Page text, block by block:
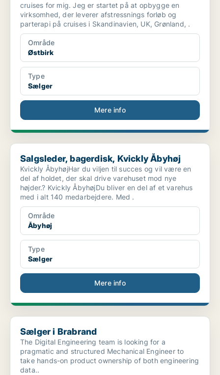
cruises for mig. Jeg er startet på at opbygge en
virksomhed, der leverer afstressnings forløb og
parterapi på cruises i Skandinavien, UK, Grønland, .
Område
Østbirk
Type
Sælger
Mere info
Salgsleder, bagerdisk, Kvickly Åbyhøj
Salgsleder, bagerdisk, Kvickly Åbyhøj
Kvickly ÅbyhøjHar du viljen til succes og vil være en
del af holdet, der skal drive varehuset mod nye
højder.? Kvickly ÅbyhøjDu bliver en del af et varehus
med i alt 140 medarbejdere. Med .
Område
Åbyhøj
Type
Sælger
Mere info
Sælger i Brabrand
Sælger i Brabrand
The Digital Engineering team is looking for a
pragmatic and structured Mechanical Engineer to
take hands-on product ownership of both engineering
data..